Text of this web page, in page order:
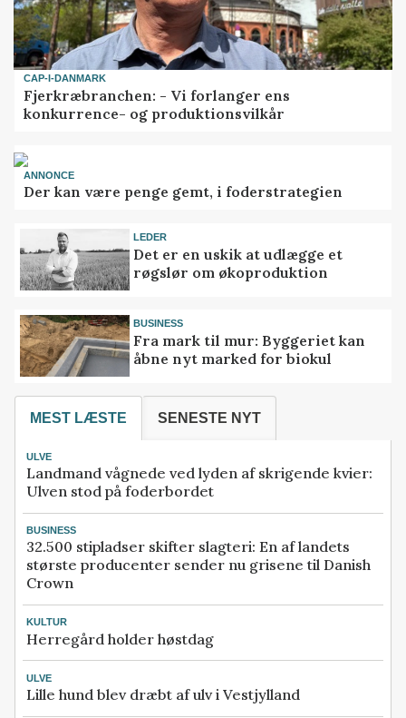
CAP-I-DANMARK
Fjerkræbranchen: - Vi forlanger ens
konkurrence- og produktionsvilkår
ANNONCE
Der kan være penge gemt, i foderstrategien
LEDER
Det er en uskik at udlægge et
røgslør om økoproduktion
BUSINESS
Fra mark til mur: Byggeriet kan
åbne nyt marked for biokul
MEST LÆSTE SENESTE NYT
ULVE
Landmand vågnede ved lyden af skrigende kvier:
Ulven stod på foderbordet
BUSINESS
32.500 stipladser skifter slagteri: En af landets
største producenter sender nu grisene til Danish
Crown
KULTUR
Herregård holder høstdag
ULVE
Lille hund blev dræbt af ulv i Vestjylland